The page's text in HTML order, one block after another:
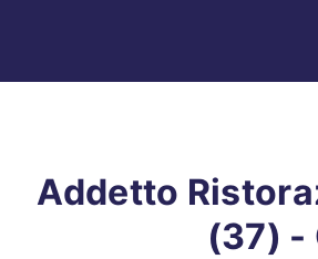
Addetto
(37) -